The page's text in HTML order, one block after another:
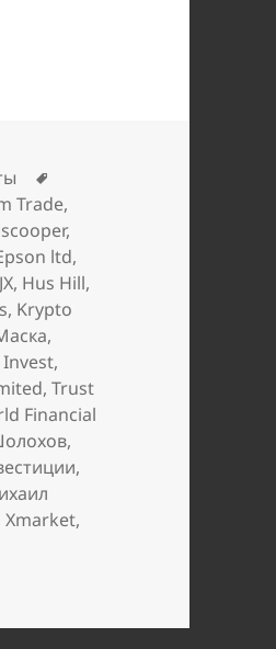
(2021)
Trade,
,
ltd,
, Hus Hill,
, Krypto
,
,
,Trust
Financial
,
,
Хmarket,